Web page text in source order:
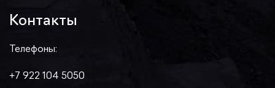
Контакты
Телефоны:
+7 922 104 5050